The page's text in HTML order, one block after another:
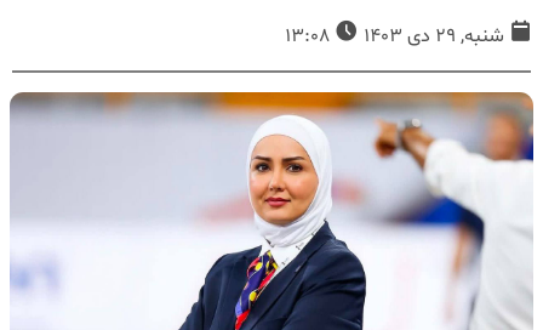
شنبه, 29 دی 1403